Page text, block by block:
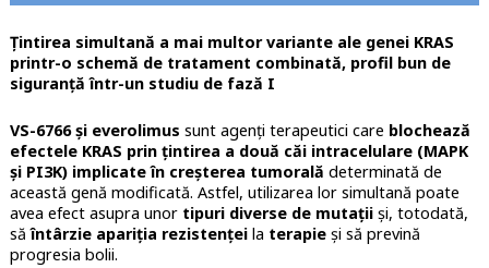
Țintirea simultană a mai multor variante ale genei KRAS
printr-o schemă de tratament combinată, profil bun de
siguranță într-un studiu de fază I
VS-6766 şi everolimus sunt agenţi terapeutici care blochează
efectele KRAS prin ţintirea a două căi intracelulare (MAPK
şi PI3K) implicate în creşterea tumorală determinată de
această genă modificată. Astfel, utilizarea lor simultană poate
avea efect asupra unor tipuri diverse de mutaţiişi, totodată,
săîntârzie apariţia rezistenţei la terapieşi să prevină
progresia bolii.